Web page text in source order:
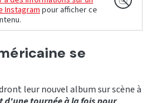
Instagram pour afficher ce
se
leur nouvel album sur scène à